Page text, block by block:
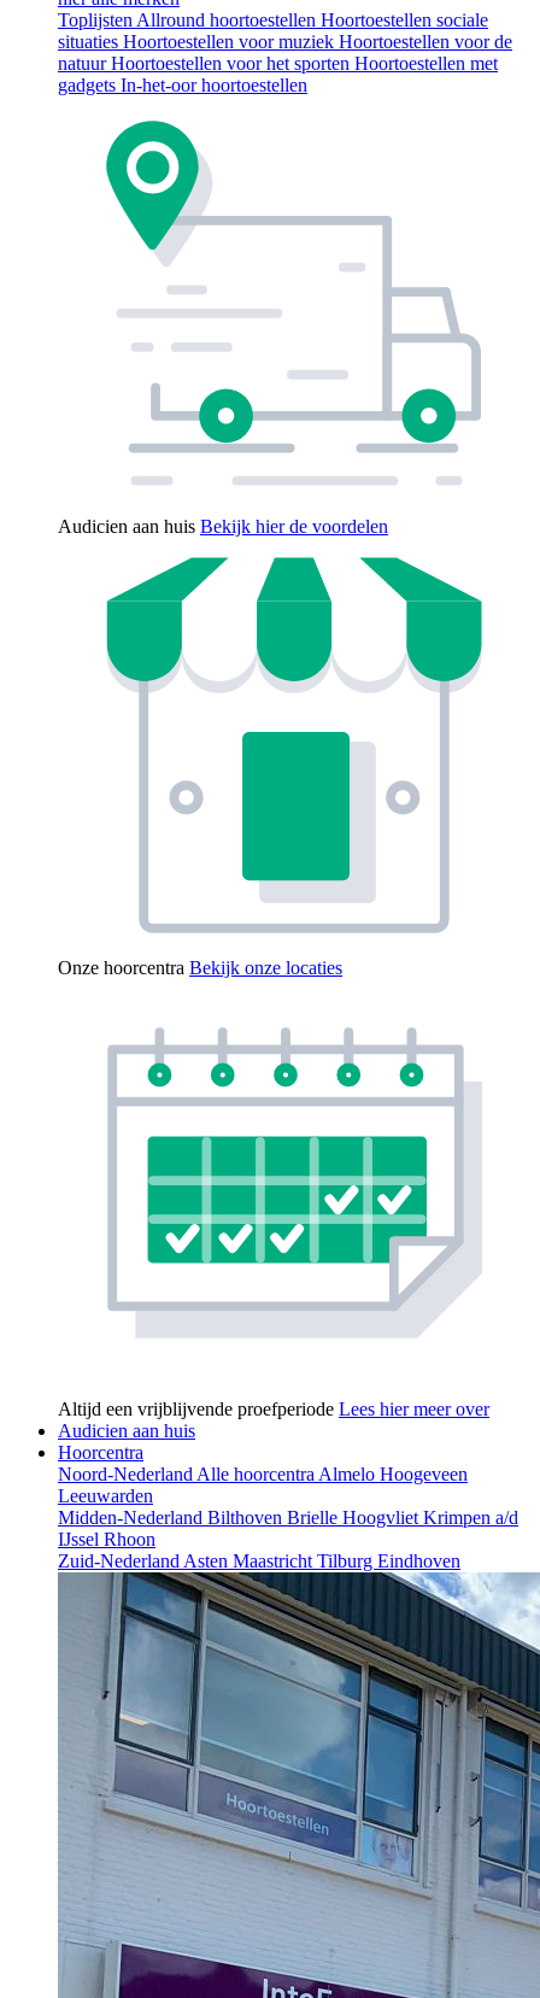
Toplijsten Allround hoortoestellen Hoortoestellen sociale
situaties Hoortoestellen voor muziek Hoortoestellen voor de
natuurHoortoestellen voor het sporten Hoortoestellen met
gadgets In-het-oor hoortoestellen
Audicien aan huis Bekijk hier de voordelen
Onze hoorcentra Bekijk onze locaties
Altijd een vrijblijvende proefperiode Lees hier meer over
Audicien aan huis
Hoorcentra
Noord-Nederland Alle hoorcentra Almelo Hoogeveen
Leeuwarden
Midden-Nederland Bilthoven Brielle Hoogvliet Krimpen a/d
IJssel Rhoon
Zuid-Nederland Asten Maastricht Tilburg Eindhoven